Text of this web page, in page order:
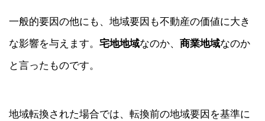
一般的要因の他にも、地域要因も不動産の価値に大き
な影響を与えます。 宅地地域なのか、 商業地域なのか
と言ったものです。
地域転換された場合では、転換前の地域要因を基準に